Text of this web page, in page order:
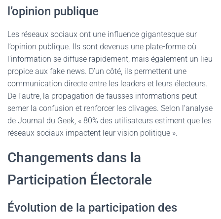
l’opinion publique
Les réseaux sociaux ont une influence gigantesque sur
l’opinion publique. Ils sont devenus une plate-forme où
l’information se diffuse rapidement, mais également un lieu
propice aux fake news. D’un côté, ils permettent une
communication directe entre les leaders et leurs électeurs.
De l’autre, la propagation de fausses informations peut
semer la confusion et renforcer les clivages. Selon l’analyse
de Journal du Geek, « 80% des utilisateurs estiment que les
réseaux sociaux impactent leur vision politique ».
Changements dans la
Participation Électorale
Évolution de la participation des